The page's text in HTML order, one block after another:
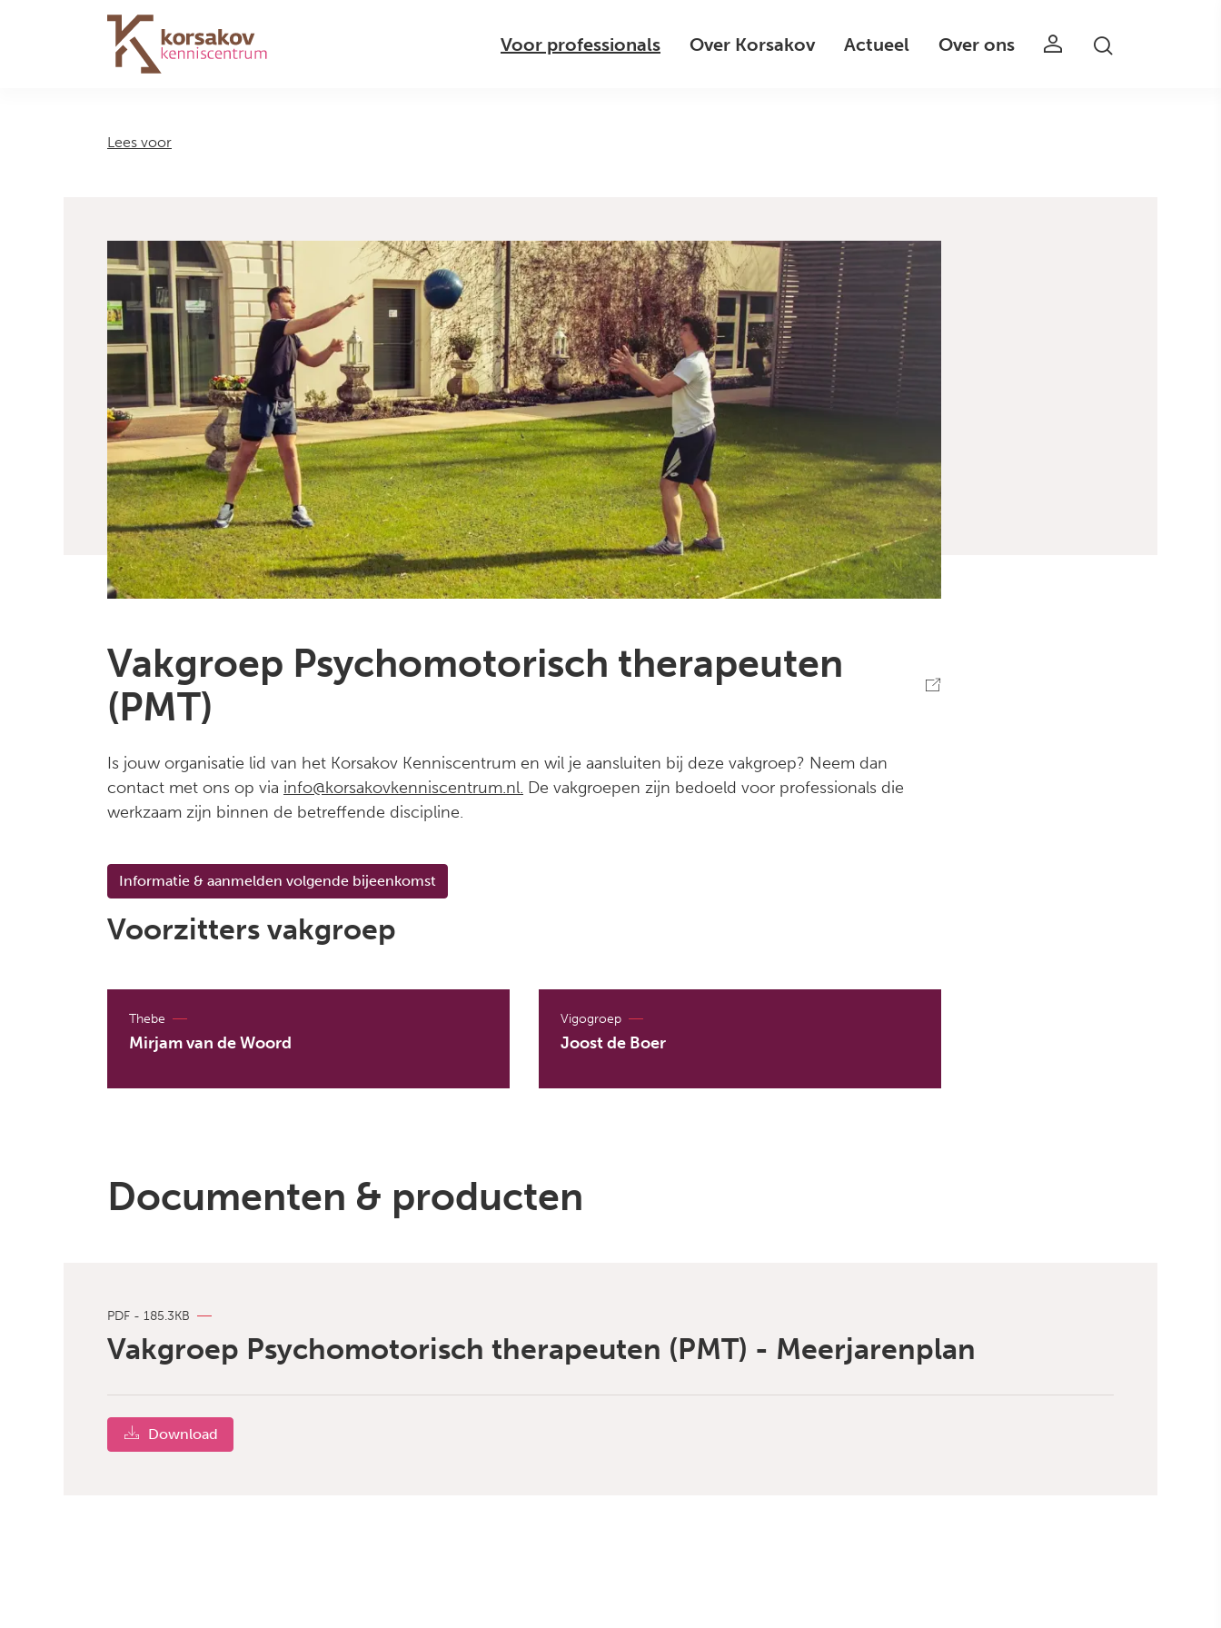
Navigation Voor professionals Over Korsakov Actueel Over ons
Lees voor
Vakgroep Psychomotorisch therapeuten
(PMT)
Is jouw organisatie lid van het Korsakov Kenniscentrum en wil je aansluiten bij deze vakgroep? Neem dan
contact met ons op via info@korsakovkenniscentrum.nl. De vakgroepen zijn bedoeld voor professionals die
werkzaam zijn binnen de betreffende discipline.
Informatie & aanmelden volgende bijeenkomst
Voorzitters vakgroep
Thebe
Mirjam van de Woord
Vigogroep
Joost de Boer
Documenten & producten
PDF - 185.3KB
Vakgroep Psychomotorisch therapeuten (PMT) - Meerjarenplan
Download